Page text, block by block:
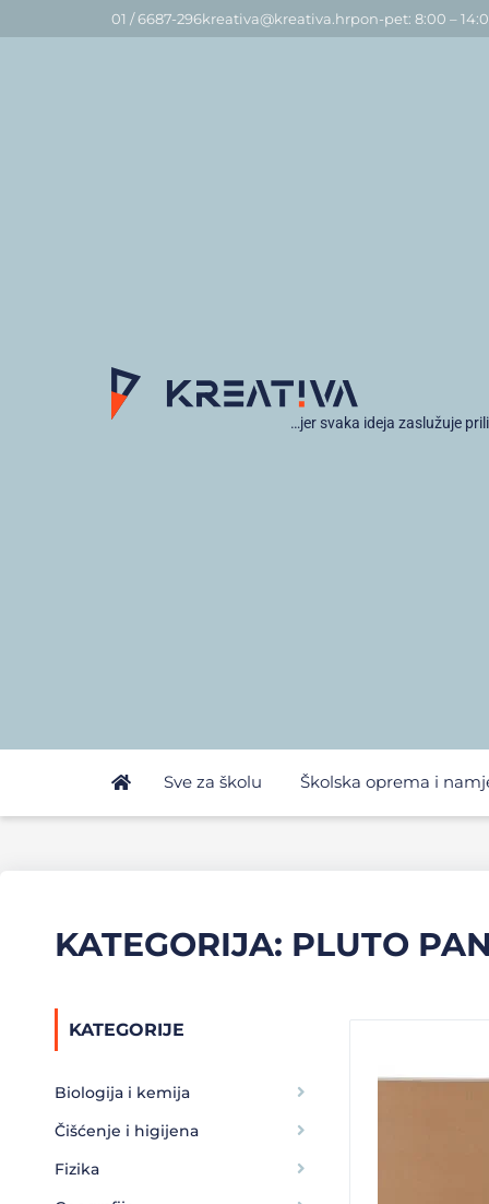
01 / 6687-296kreativa@kreativa.hrpon-pet: 8:00 –
…jer svaka ideja zaslužuje
Sve za školu Školska oprema i
KATEGORIJA: PLUTO
KATEGORIJE
Biologija i kemija
Čišćenje i higijena
Fizika